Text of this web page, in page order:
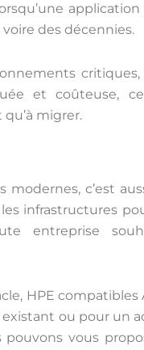
des décennies.
et coûteuse,
migrer.
c’est
infrastructures
entreprise
HPE compatibles
existant ou pour un
vous